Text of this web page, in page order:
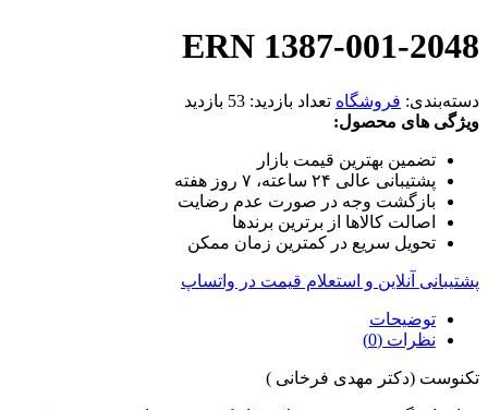
ERN 1387-001-2048
دسته‌بندی: فروشگاه تعداد بازدید: 53 بازدید
ویژگی های محصول:
تضمین بهترین قیمت بازار
پشتیبانی عالی ۲۴ ساعته، ۷ روز هفته
بازگشت وجه در صورت عدم رضایت
اصالت کالاها از برترین برندها
تحویل سریع در کمترین زمان ممکن
پشتیبانی آنلاین و استعلام قیمت در واتساپ
توضیحات
نظرات (0)
تکنوست (دکتر مهدی فرخانی )